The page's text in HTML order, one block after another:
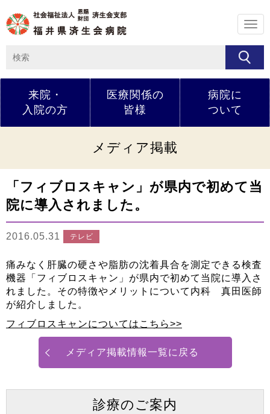
メ
ニ
ュ
来院・
入院の方
医療関係の
皆様
病院に
ついて
メディア掲載
「フィブロスキャン」が県内で初めて当
院に導入されました。
2016.05.31 テレビ
痛みなく肝臓の硬さや脂肪の沈着具合を測定できる検査
機器「フィブロスキャン」が県内で初めて当院に導入さ
れました。その特徴やメリットについて内科 真田医師
が紹介しました。
フィブロスキャンについてはこちら>>
メディア掲載情報一覧に戻る
診療のご案内